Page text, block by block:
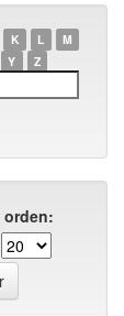
K L
M
Y Z
orden: